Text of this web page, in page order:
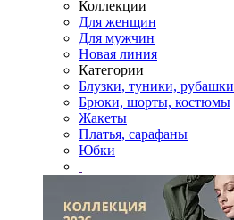
Коллекции
Для женщин
Для мужчин
Новая линия
Категории
Блузки, туники, рубашки
Брюки, шорты, костюмы
Жакеты
Платья, сарафаны
Юбки